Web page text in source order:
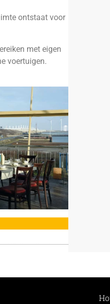
ontstaat voor
met eigen
voertuigen.